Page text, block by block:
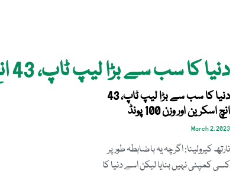
دنیا کا سب سے بڑا لیپ ٹاپ، 43 انچ اسکرین اور وزن 100 پونڈ
دنیا کا سب سے بڑا لیپ ٹاپ، 43
انچ اسکرین اور وزن 100 پونڈ
March 2, 2023
نارتھ کیرولینا: اگرچہ یہ باضابطہ طور پر
کسی کمپنی نہیں بنایا لیکن اسے دنیا کا